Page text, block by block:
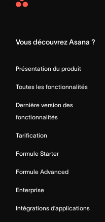
Asana
Vous découvrez Asana ?
Présentation du produit
Toutes les fonctionnalités
Dernière version des
fonctionnalités
Tarification
Formule Starter
Formule Advanced
Enterprise
Intégrations d’applications